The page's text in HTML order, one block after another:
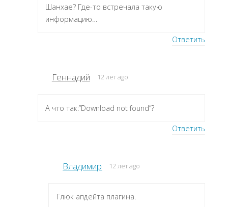
Шанхае? Где-то встречала такую
информацию…
Ответить
Геннадий 12 лет ago
А что так:”Download not found”?
Ответить
Владимир 12 лет ago
Глюк апдейта плагина.